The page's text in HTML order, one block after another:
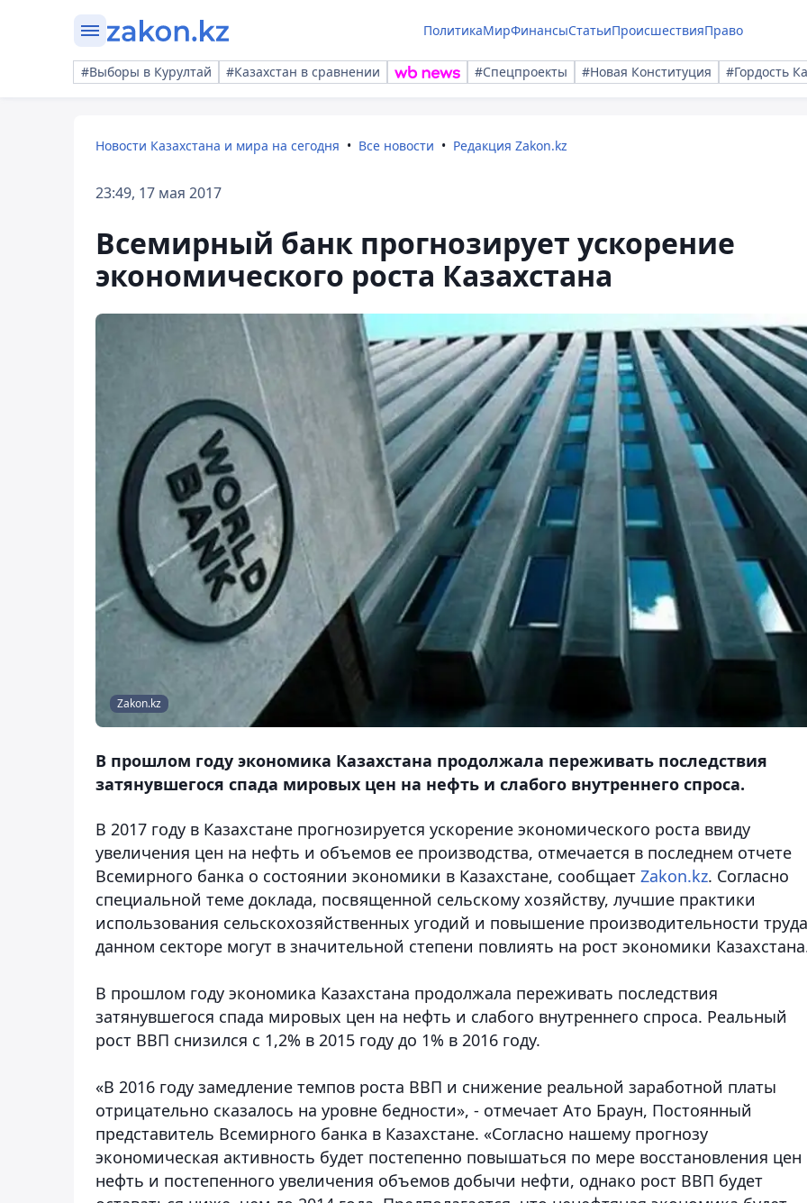
ПолитикаМирФинансыСтатьиПроисшествияПраво
#Выборы в Курултай #Казахстан в сравнении #Спецпроекты #Новая Конституция #Гордость
Новости Казахстана и мира на сегодня Все новости Редакция Zakon.kz
23:49, 17 мая 2017
Всемирный банк прогнозирует ускорение
экономического роста Казахстана
Zakon.kz
В прошлом году экономика Казахстана продолжала переживать последствия
затянувшегося спада мировых цен на нефть и слабого внутреннего спроса.
В 2017 году в Казахстане прогнозируется ускорение экономического роста ввиду
увеличения цен на нефть и объемов ее производства, отмечается в последнем отчете
Всемирного банка о состоянии экономики в Казахстане, сообщает Zakon.kz. Согласно
специальной теме доклада, посвященной сельскому хозяйству, лучшие практики
использования сельскохозяйственных угодий и повышение производительности
данном секторе могут в значительной степени повлиять на рост экономики
В прошлом году экономика Казахстана продолжала переживать последствия
затянувшегося спада мировых цен на нефть и слабого внутреннего спроса. Реальный
рост ВВП снизился с 1,2% в 2015 году до 1% в 2016 году.
«В 2016 году замедление темпов роста ВВП и снижение реальной заработной платы
отрицательно сказалось на уровне бедности», - отмечает Ато Браун, Постоянный
представитель Всемирного банка в Казахстане. «Согласно нашему прогнозу
экономическая активность будет постепенно повышаться по мере восстановления цен
нефть и постепенного увеличения объемов добычи нефти, однако рост ВВП будет